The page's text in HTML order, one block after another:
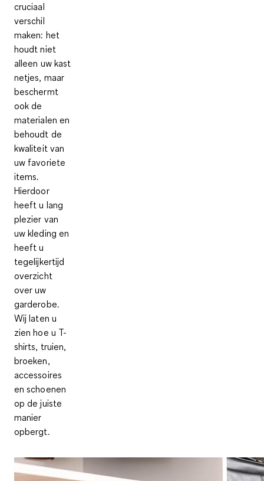
cruciaal
verschil
maken: het
houdt niet
alleen uw kast
netjes, maar
beschermt
ook de
materialen en
behoudt de
kwaliteit van
uw favoriete
items.
Hierdoor
heeft u lang
plezier van
uw kleding en
heeft u
tegelijkertijd
overzicht
over uw
garderobe.
Wij laten u
zien hoe u T-
shirts, truien,
broeken,
accessoires
en schoenen
op de juiste
manier
opbergt.